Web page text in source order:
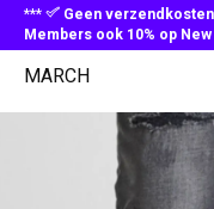
***
Geen
Members ook 10% op
MARCH